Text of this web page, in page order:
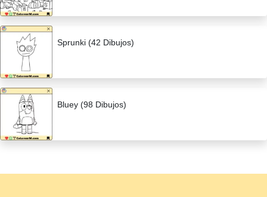
Sprunki (42 Dibujos)
Bluey (98 Dibujos)